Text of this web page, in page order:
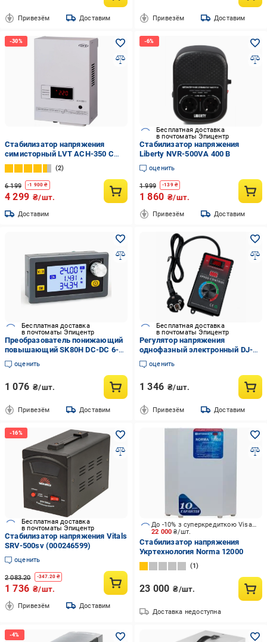
Привезём Доставим Привезём Доставим
Стабилизатор напряжения
симисторный LVT АСН-350 С
350 Вт
2
6 199 -1 900 ₴
4 299 ₴/шт.
Доставим
Бесплатная доставка
в почтоматы Эпицентр
Стабилизатор напряжения
Liberty NVR-500VA 400 B
оценить
1 999 -139₴
1 860 ₴/шт.
Привезём Доставим
Бесплатная доставка
в почтоматы Эпицентр
Преобразователь понижающий
повышающий SK80H DC-DC 6-
36V 5A 80W (1015-058-00)
оценить
1 076 ₴/шт.
Привезём Доставим
Бесплатная доставка
в почтоматы Эпицентр
Регулятор напряжения
однофазный электронный DJ-
SC40 (1015-045-00)
оценить
1 346 ₴/шт.
Привезём Доставим
Бесплатная доставка
в почтоматы Эпицентр
Стабилизатор напряжения Vitals
SRV-500sv (000246599)
оценить
2 083.20 -347.20 ₴
1 736 ₴/шт.
Привезём Доставим
22 000₴/шт.
До -10% з суперкредиткою Visa Вигода
Стабилизатор напряжения
Укртехнология Norma 12000
1
23 000 ₴/шт.
Доставка недоступна